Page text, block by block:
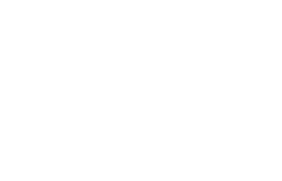
변경될 수 있습니다. 방문 전 최신 정보를 확인하시